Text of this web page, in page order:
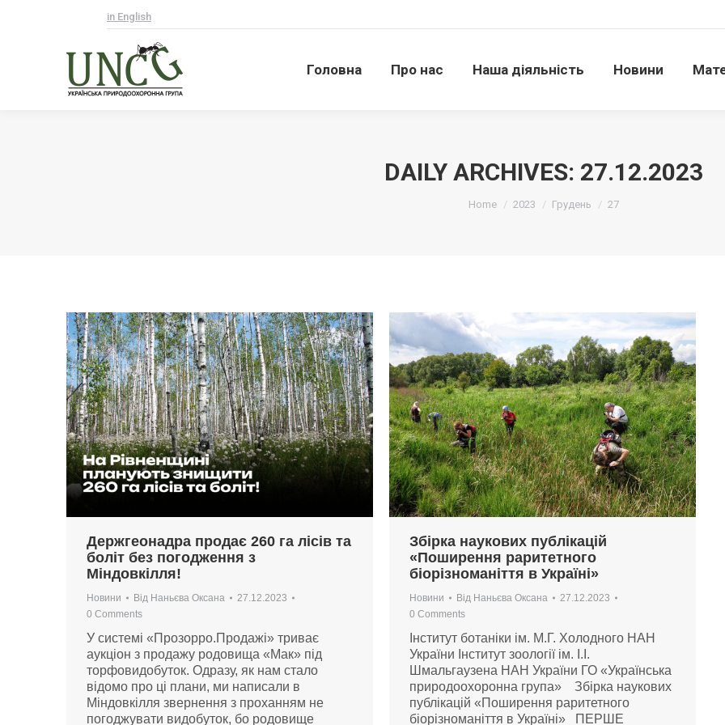
in English
Головна Про нас Наша діяльність Новини
DAILY ARCHIVES: 27.12.2023
Home 2023 Грудень 27
Держгеонадра продає 260 га лісів та
боліт без погодження з
Міндовкілля!
Новини Від Наньєва Оксана
27.12.2023
0 Comments
У системі «Прозорро.Продажі» триває
аукціон з продажу родовища «Мак» під
торфовидобуток. Одразу, як нам стало
відомо про ці плани, ми написали в
Міндовкілля звернення з проханням не
погоджувати видобуток, бо родовище
Збірка наукових публікацій
«Поширення раритетного
біорізноманіття в Україні»
Новини Від Наньєва Оксана
27.12.2023
0 Comments
Інститут ботаніки ім. М.Г. Холодного НАН
України Інститут зоології ім. І.І.
Шмальгаузена НАН України ГО «Українська
природоохоронна група» Збірка наукових
публікацій «Поширення раритетного
біорізноманіття в Україні» ПЕРШЕ
Головна Про нас Наша діяльність Новини